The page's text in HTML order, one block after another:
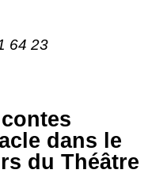
64 23
dans le
du Théâtre